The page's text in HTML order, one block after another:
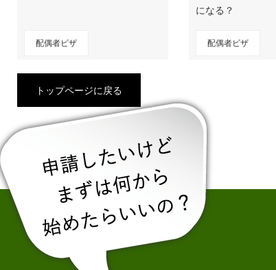
配偶者ビザ
になる？
配偶者ビザ
トップページに戻る